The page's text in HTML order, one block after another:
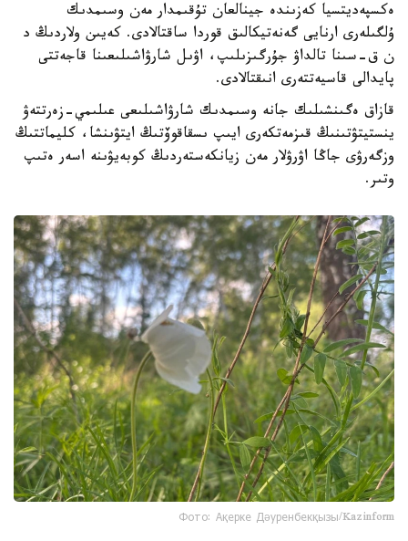
ەكسپەديتسيا كەزىندە جينالعان تۇقىمدار مەن وسىمدىك
ۇلگىلەرى ارنايى گەنەتيكالىق قوردا ساقتالادى. كەيىن ولاردىڭ د
ن ق-سىنا تالداۋ جۇرگىزىلىپ، اۋىل شارۋاشىلىعىنا قاجەتتى
پايدالى قاسيەتتەرى انىقتالادى.
قازاق ەگىنشىلىك جانە وسىمدىك شارۋاشىلىعى عىلىمي-زەرتتەۋ
ينستيتۋتىنىڭ قىزمەتكەرى ايىپ ىسقاقوۆتىڭ ايتۋىنشا، كليماتتىڭ
وزگەرۋى جاڭا اۋرۋلار مەن زيانكەستەردىڭ كوبەيۋىنە اسەر ەتىپ
وتىر.
Фото: Ақерке Дәуренбекқызы/Kazinform